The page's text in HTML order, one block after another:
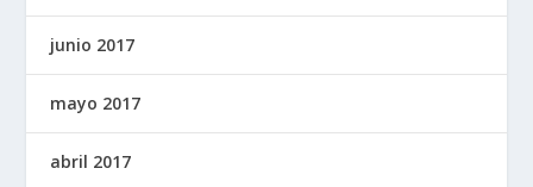
junio 2017
mayo 2017
abril 2017